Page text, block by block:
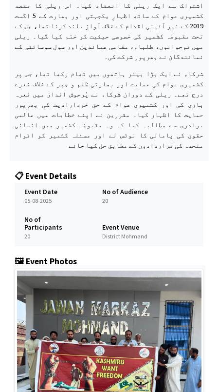
اشتراک سے ایک ریلی کا انعقاد کیا۔ اس ریلی کا مقصد
کشمیری عوام کے ساتھ اظہارِ یکجہتی اور بھارت کے 5 اگست
2019 کے غیر آئینی اقدام کے خلاف آواز بلند کرنا تھا، جس کے
تحت مقبوضہ کشمیر کی خصوصی حیثیت کو ختم کیا گیا۔ ریلی
میں نوجوانوں، طلباء، مقامی عمائدین اور سول سوسائٹی کے
نمائندگان نے بھرپور شرکت کی۔
شرکاء نے ایک بڑا بینر ہاتھوں میں تھام رکھا تھا، جس پر
کشمیری عوام کی حمایت اور بھارتی ظلم و جبر کے خلاف نعرے
درج تھے۔ ریلی کے دوران شرکاء نے پُرجوش انداز میں نعرہ
بازی کی اور کشمیری عوام کے حقِ خودارادیت کی بھرپور
حمایت کا اظہار کیا۔ مقررین نے اپنے خطابات میں عالمی
برادری سے مطالبہ کیا کہ وہ مقبوضہ کشمیر میں انسانی
حقوق کی پامالی کا نوٹس لے اور مسئلہ کشمیر کو اقوام
متحدہ کی قراردادوں کے مطابق حل کیا جائے
📋 Event Details
Event Date
05-08-2025
No of Audience
20
No of
Participants
20
Event Venue
District Mohmand
🖼️ Event Photos